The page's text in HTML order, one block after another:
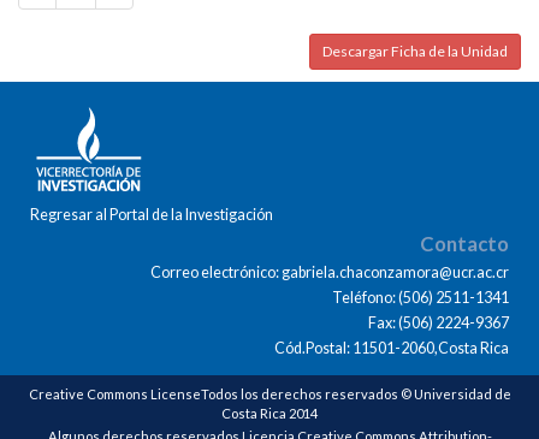
Descargar Ficha de la Unidad
Regresar al Portal de la Investigación
Contacto
Correo electrónico: gabriela.chaconzamora@ucr.ac.cr
Teléfono: (506) 2511-1341
Fax: (506) 2224-9367
Cód.Postal: 11501-2060,Costa Rica
Creative Commons LicenseTodos los derechos reservados © Universidad de
Costa Rica 2014